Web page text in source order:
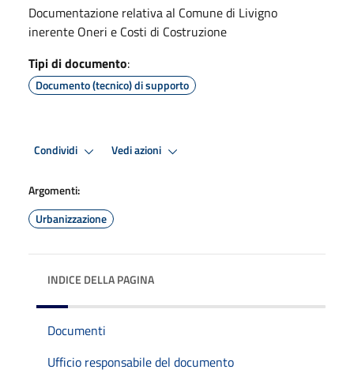
Documentazione relativa al Comune di Livigno
inerente Oneri e Costi di Costruzione
Tipi di documento:
Documento (tecnico) di supporto
Condividi Vedi azioni
Argomenti:
Urbanizzazione
INDICE DELLA PAGINA
Documenti
Ufficio responsabile del documento